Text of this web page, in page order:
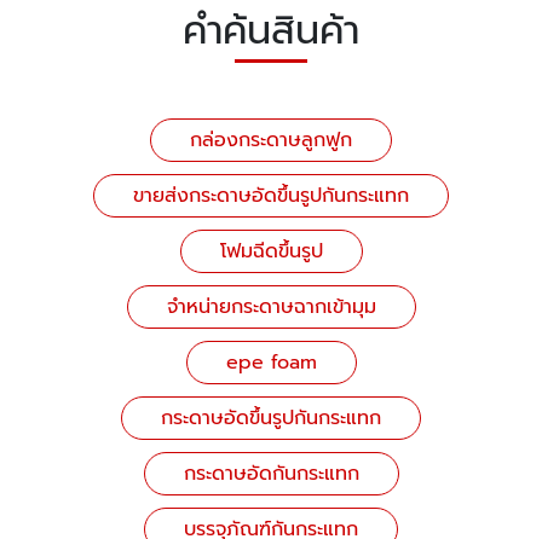
คำค้นสินค้า
กล่องกระดาษลูกฟูก
ขายส่งกระดาษอัดขึ้นรูปกันกระแทก
โฟมฉีดขึ้นรูป
จำหน่ายกระดาษฉากเข้ามุม
epe foam
กระดาษอัดขึ้นรูปกันกระแทก
กระดาษอัดกันกระแทก
บรรจุภัณฑ์กันกระแทก